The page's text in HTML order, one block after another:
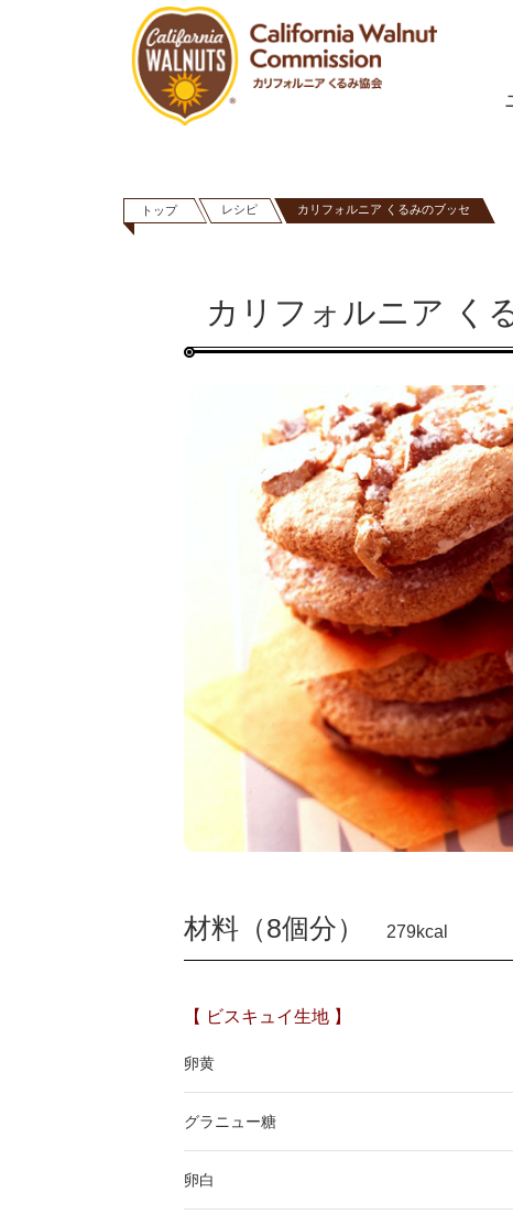
トップ レシピ カリフォルニア くるみのブッセ
カリフォルニア く
材料（8個分） 279kcal
【 ビスキュイ生地 】
卵黄
グラニュー糖
卵白